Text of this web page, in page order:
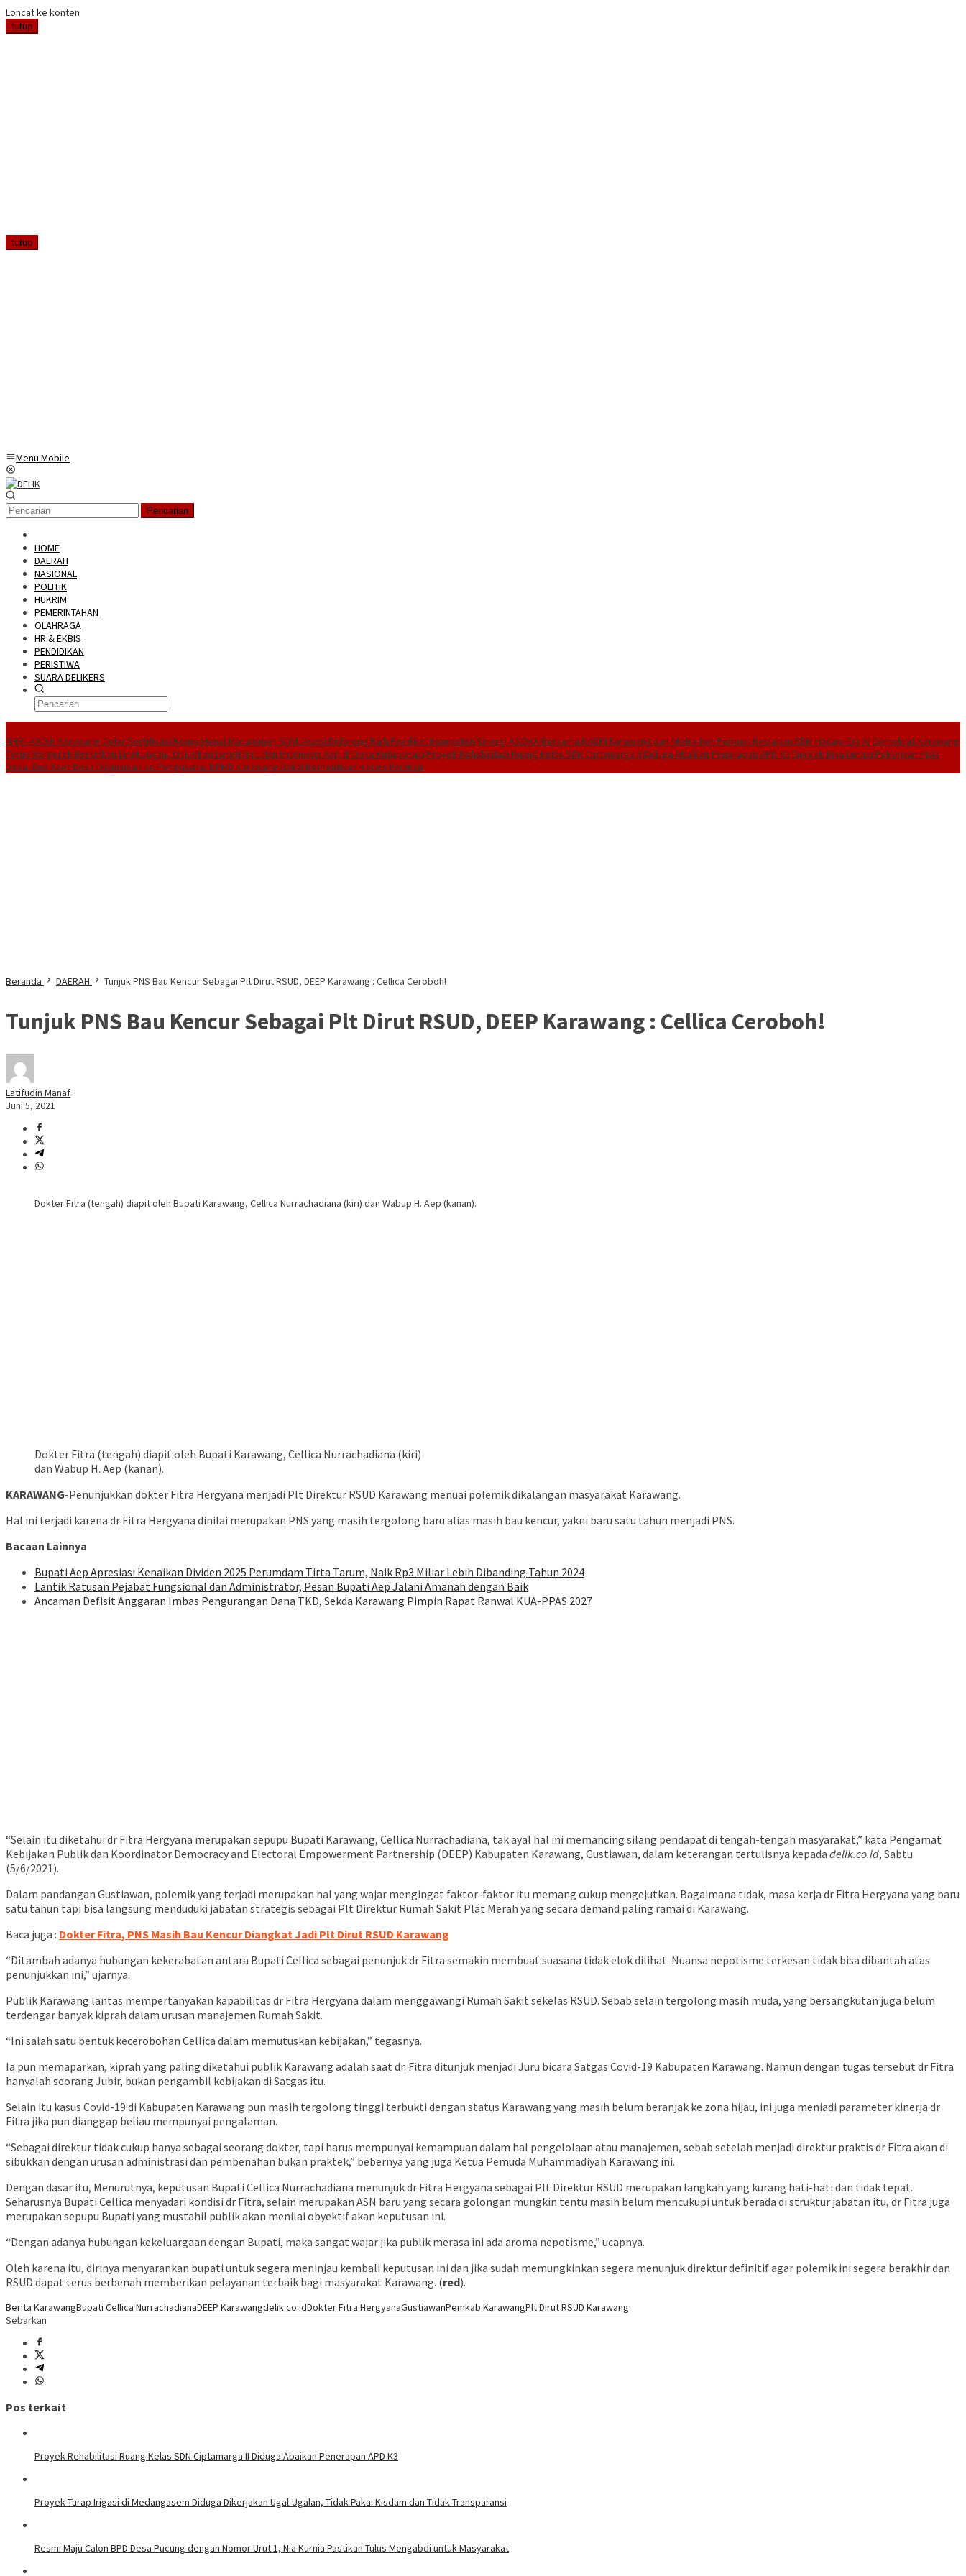
Loncat ke konten
tutup
tutup
Menu Mobile
Pencarian
HOME
DAERAH
NASIONAL
POLITIK
HUKRIM
PEMERINTAHAN
OLAHRAGA
HR & EKBIS
PENDIDIKAN
PERISTIWA
SUARA DELIKERS
NHRI–KADIN Karawang Gelar Sertifikasi Kompetensi Manajemen SDM, Asesi Didorong Raih Predikat Kompeten Sinergi ASOKA Bersama KADIN Karawang dan Metra-Net Perkuat Kesiapan SDM Hadapi Era AI Demokrat Karawang
Terus Bergerak Bersihkan Lingkungan, Wujudkan Langit Biru dan Indonesia Asri di Desa Kutapohaci Proyek Rehabilitasi Ruang Kelas SDN Ciptamarga II Diduga Abaikan Penerapan APD K3 Enggak Bisa Lunasi Pekerjaan Fisik
Desa, Dua Aset Desa Dijaminkan ke Pengusaha, DPMD Karawang Bakal Berhentikan Kades Parakan
Beranda DAERAH Tunjuk PNS Bau Kencur Sebagai Plt Dirut RSUD, DEEP Karawang : Cellica Ceroboh!
Tunjuk PNS Bau Kencur Sebagai Plt Dirut RSUD, DEEP Karawang : Cellica Ceroboh!
Latifudin Manaf
Juni 5, 2021
Dokter Fitra (tengah) diapit oleh Bupati Karawang, Cellica Nurrachadiana (kiri) dan Wabup H. Aep (kanan).
Dokter Fitra (tengah) diapit oleh Bupati Karawang, Cellica Nurrachadiana (kiri)
dan Wabup H. Aep (kanan).
KARAWANG-Penunjukkan dokter Fitra Hergyana menjadi Plt Direktur RSUD Karawang menuai polemik dikalangan masyarakat Karawang.
Hal ini terjadi karena dr Fitra Hergyana dinilai merupakan PNS yang masih tergolong baru alias masih bau kencur, yakni baru satu tahun menjadi PNS.
Bacaan Lainnya
Bupati Aep Apresiasi Kenaikan Dividen 2025 Perumdam Tirta Tarum, Naik Rp3 Miliar Lebih Dibanding Tahun 2024
Lantik Ratusan Pejabat Fungsional dan Administrator, Pesan Bupati Aep Jalani Amanah dengan Baik
Ancaman Defisit Anggaran Imbas Pengurangan Dana TKD, Sekda Karawang Pimpin Rapat Ranwal KUA-PPAS 2027
“Selain itu diketahui dr Fitra Hergyana merupakan sepupu Bupati Karawang, Cellica Nurrachadiana, tak ayal hal ini memancing silang pendapat di tengah-tengah masyarakat,” kata Pengamat
Kebijakan Publik dan Koordinator Democracy and Electoral Empowerment Partnership (DEEP) Kabupaten Karawang, Gustiawan, dalam keterangan tertulisnya kepada delik.co.id, Sabtu
(5/6/2021).
Dalam pandangan Gustiawan, polemik yang terjadi merupakan hal yang wajar mengingat faktor-faktor itu memang cukup mengejutkan. Bagaimana tidak, masa kerja dr Fitra Hergyana yang baru
satu tahun tapi bisa langsung menduduki jabatan strategis sebagai Plt Direktur Rumah Sakit Plat Merah yang secara demand paling ramai di Karawang.
Baca juga : Dokter Fitra, PNS Masih Bau Kencur Diangkat Jadi Plt Dirut RSUD Karawang
“Ditambah adanya hubungan kekerabatan antara Bupati Cellica sebagai penunjuk dr Fitra semakin membuat suasana tidak elok dilihat. Nuansa nepotisme terkesan tidak bisa dibantah atas
penunjukkan ini,” ujarnya.
Publik Karawang lantas mempertanyakan kapabilitas dr Fitra Hergyana dalam menggawangi Rumah Sakit sekelas RSUD. Sebab selain tergolong masih muda, yang bersangkutan juga belum
terdengar banyak kiprah dalam urusan manajemen Rumah Sakit.
“Ini salah satu bentuk kecerobohan Cellica dalam memutuskan kebijakan,” tegasnya.
Ia pun memaparkan, kiprah yang paling diketahui publik Karawang adalah saat dr. Fitra ditunjuk menjadi Juru bicara Satgas Covid-19 Kabupaten Karawang. Namun dengan tugas tersebut dr Fitra
hanyalah seorang Jubir, bukan pengambil kebijakan di Satgas itu.
Selain itu kasus Covid-19 di Kabupaten Karawang pun masih tergolong tinggi terbukti dengan status Karawang yang masih belum beranjak ke zona hijau, ini juga meniadi parameter kinerja dr
Fitra jika pun dianggap beliau mempunyai pengalaman.
“Sebagai direktur tidak cukup hanya sebagai seorang dokter, tapi harus mempunyai kemampuan dalam hal pengelolaan atau manajemen, sebab setelah menjadi direktur praktis dr Fitra akan di
sibukkan dengan urusan administrasi dan pembenahan bukan praktek,” bebernya yang juga Ketua Pemuda Muhammadiyah Karawang ini.
Dengan dasar itu, Menurutnya, keputusan Bupati Cellica Nurrachadiana menunjuk dr Fitra Hergyana sebagai Plt Direktur RSUD merupakan langkah yang kurang hati-hati dan tidak tepat.
Seharusnya Bupati Cellica menyadari kondisi dr Fitra, selain merupakan ASN baru yang secara golongan mungkin tentu masih belum mencukupi untuk berada di struktur jabatan itu, dr Fitra juga
merupakan sepupu Bupati yang mustahil publik akan menilai obyektif akan keputusan ini.
“Dengan adanya hubungan kekeluargaan dengan Bupati, maka sangat wajar jika publik merasa ini ada aroma nepotisme,” ucapnya.
Oleh karena itu, dirinya menyarankan bupati untuk segera meninjau kembali keputusan ini dan jika sudah memungkinkan segera menunjuk direktur definitif agar polemik ini segera berakhir dan
RSUD dapat terus berbenah memberikan pelayanan terbaik bagi masyarakat Karawang. (red).
Berita KarawangBupati Cellica NurrachadianaDEEP Karawangdelik.co.idDokter Fitra HergyanaGustiawanPemkab KarawangPlt Dirut RSUD Karawang
Sebarkan
Pos terkait
Proyek Rehabilitasi Ruang Kelas SDN Ciptamarga II Diduga Abaikan Penerapan APD K3
Proyek Turap Irigasi di Medangasem Diduga Dikerjakan Ugal-Ugalan, Tidak Pakai Kisdam dan Tidak Transparansi
Resmi Maju Calon BPD Desa Pucung dengan Nomor Urut 1, Nia Kurnia Pastikan Tulus Mengabdi untuk Masyarakat